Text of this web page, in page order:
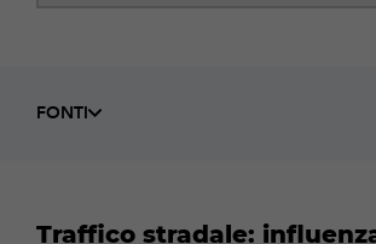
FONTI
Traffico stradale: